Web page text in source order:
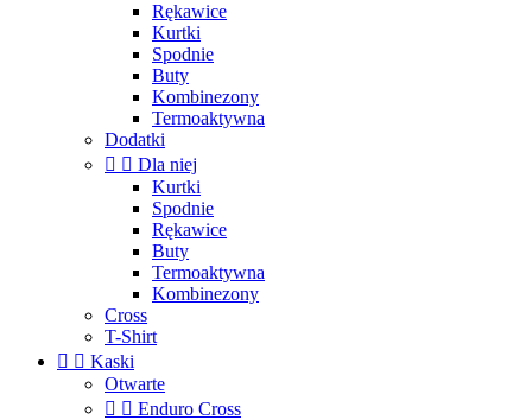
Rękawice
Kurtki
Spodnie
Buty
Kombinezony
Termoaktywna
Dodatki
  Dla niej
Kurtki
Spodnie
Rękawice
Buty
Termoaktywna
Kombinezony
Cross
T-Shirt
  Kaski
Otwarte
  Enduro Cross